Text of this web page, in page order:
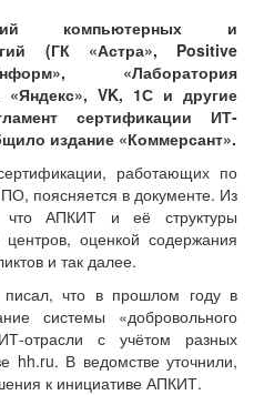
компьютерных и
(ГК «Астра», Positive
«Лаборатория
«Яндекс», VK, 1С и другие
сертификации ИТ-
издание «Коммерсант».
работающих по
поясняется в документе. Из
что АПКИТ и её структуры
центров, оценкой содержания
и так далее.
что в прошлом году в
системы «добровольного
отрасли с учётом разных
hh.ru. В ведомстве уточнили,
к инициативе АПКИТ.